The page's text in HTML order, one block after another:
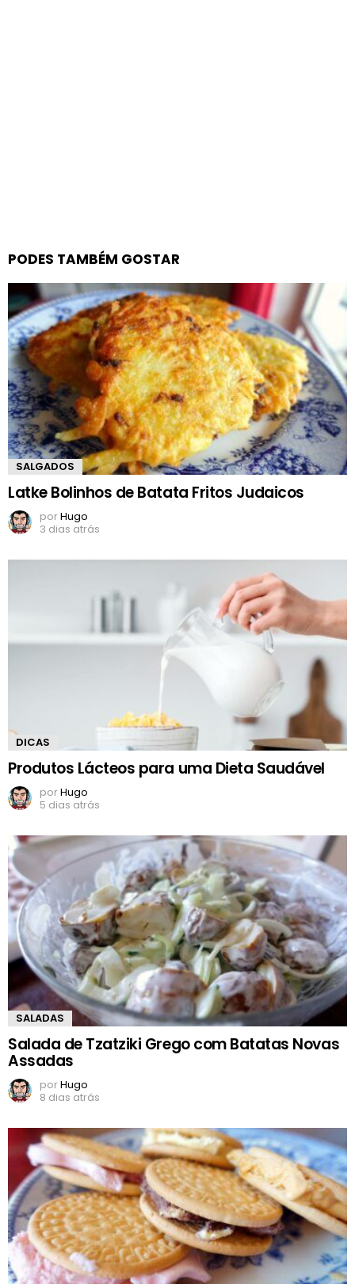
PODES TAMBÉM GOSTAR
SALGADOS
Latke Bolinhos de Batata Fritos Judaicos
porHugo
3 dias atrás
DICAS
Produtos Lácteos para uma Dieta Saudável
porHugo
5 dias atrás
SALADAS
Salada de Tzatziki Grego com Batatas Novas
Assadas
porHugo
8 dias atrás